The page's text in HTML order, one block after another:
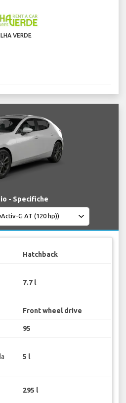
ILHA VERDE
- Specifiche
Hatchback
7.7 l
Front wheel drive
95
5 l
295 l